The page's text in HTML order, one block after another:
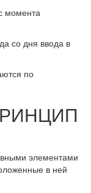
момента
со дня ввода в
по
элементами
в ней